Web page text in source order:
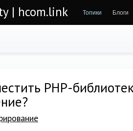
| hcom.link Топики Блоги
PHP-